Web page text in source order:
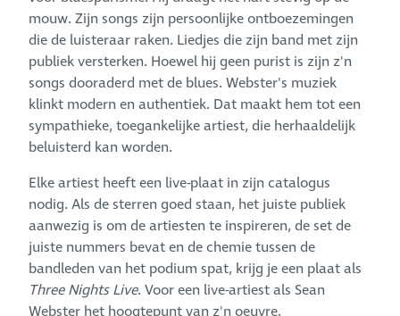
mouw. Zijn songs zijn persoonlijke ontboezemingen
die de luisteraar raken. Liedjes die zijn band met zijn
publiek versterken. Hoewel hij geen purist is zijn z'n
songs dooraderd met de blues. Webster's muziek
klinkt modern en authentiek. Dat maakt hem tot een
sympathieke, toegankelijke artiest, die herhaaldelijk
beluisterd kan worden.
Elke artiest heeft een live-plaat in zijn catalogus
nodig. Als de sterren goed staan, het juiste publiek
aanwezig is om de artiesten te inspireren, de set de
juiste nummers bevat en de chemie tussen de
bandleden van het podium spat, krijg je een plaat als
Three Nights Live. Voor een live-artiest als Sean
Webster het hoogtepunt van z'n oeuvre.